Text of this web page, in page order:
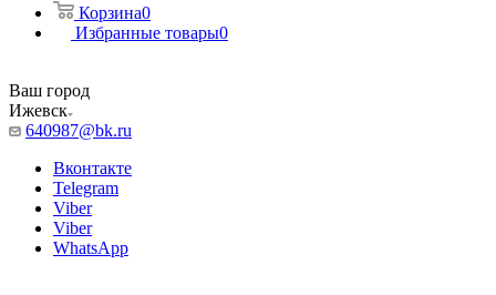
Корзина0
Избранные товары0
Ваш город
Ижевск
640987@bk.ru
Вконтакте
Telegram
Viber
Viber
WhatsApp